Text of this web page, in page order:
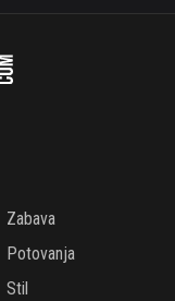
Zabava
Potovanja
Stil